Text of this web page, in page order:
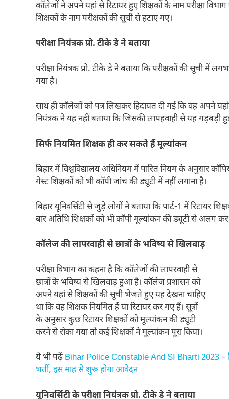
कॉलेजों ने अपने यहां से रिटायर हुए शिक्षकों के नाम परीक्षा
शिक्षकों के नाम परीक्षकों की सूची से हटाए गए।
परीक्षा नियंत्रक प्रो. टीके डे ने बताया
परीक्षा नियंत्रक प्रो. टीके डे ने बताया कि परीक्षकों की सूची में
गया है।
साथ ही कॉलेजों को पत्र लिखकर हिदायत दी गई कि वह अपने
नियंत्रक ने यह नहीं बताया कि जिसकी लापहवाही से यह गड़बड़ी हुई
सिर्फ नियमित शिक्षक ही कर सकते हैं मूल्यांकन
बिहार में विश्वविद्यालय अधिनियम में पारित नियम के अनुसार
गेस्ट शिक्षकों को भी कॉपी जांच की ड्यूटी में नहीं लगाना है।
बिहार यूनिवर्सिटी से जुड़े लोगों ने बताया कि पार्ट-1 में रिटायर
बार अतिथि शिक्षकों को भी कॉपी मूल्यांकन की ड्यूटी से अलग कर
कॉलेज की लापरवाही से छात्रों के भविष्य से खिलवाड़
परीक्षा विभाग का कहना है कि कॉलेजों की लापरवाही से
छात्रों के भविष्य से खिलवाड़ हुआ है। कॉलेज प्रशासन को
अपने यहां से शिक्षकों की सूची भेजते हुए यह देखना चाहिए
था कि वह शिक्षक नियमित हैं या रिटायर कर गए हैं। सूत्रों
के अनुसार कुछ रिटायर शिक्षकों को मूल्यांकन की ड्यूटी
करने से रोका गया तो कई शिक्षकों ने मूल्यांकन पूरा किया।
ये भी पढ़ें Bihar Police Constable And SI Bharti 2023 –
भर्ती, इस माह से शुरू होगा आवेदन
यूनिवर्सिटी के परीक्षा नियंत्रक प्रो. टीके डे ने बताया